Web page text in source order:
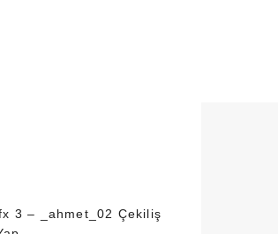
3 – _ahmet_02 Çekiliş